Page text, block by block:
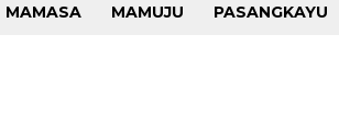
MAMASA MAMUJU PASANGKAYU